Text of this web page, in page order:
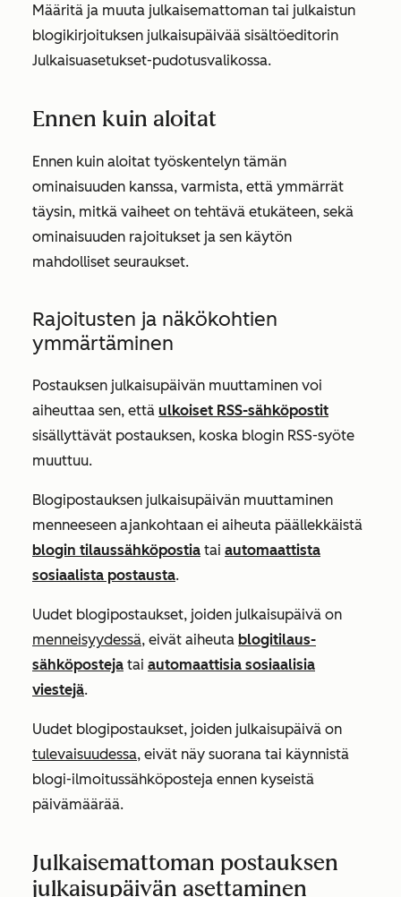
Määritä ja muuta julkaisemattoman tai julkaistun
blogikirjoituksen julkaisupäivää sisältöeditorin
Julkaisuasetukset-pudotusvalikossa.
Ennen kuin aloitat
Ennen kuin aloitat työskentelyn tämän
ominaisuuden kanssa, varmista, että ymmärrät
täysin, mitkä vaiheet on tehtävä etukäteen, sekä
ominaisuuden rajoitukset ja sen käytön
mahdolliset seuraukset.
Rajoitusten ja näkökohtien
ymmärtäminen
Postauksen julkaisupäivän muuttaminen voi
aiheuttaa sen, että ulkoiset RSS-sähköpostit
sisällyttävät postauksen, koska blogin RSS-syöte
muuttuu.
Blogipostauksen julkaisupäivän muuttaminen
menneeseen ajankohtaan ei aiheuta päällekkäistä
blogin tilaussähköpostia tai automaattista
sosiaalista postausta.
Uudet blogipostaukset, joiden julkaisupäivä on
menneisyydessä, eivät aiheuta blogitilaus-
sähköposteja tai automaattisia sosiaalisia
viestejä.
Uudet blogipostaukset, joiden julkaisupäivä on
tulevaisuudessa, eivät näy suorana tai käynnistä
blogi-ilmoitussähköposteja ennen kyseistä
päivämäärää.
Julkaisemattoman postauksen
julkaisupäivän asettaminen